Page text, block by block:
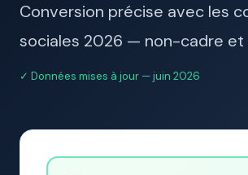
Conversion précise avec les
sociales 2026 — non-cadre et
✓ Données mises à jour — juin 2026